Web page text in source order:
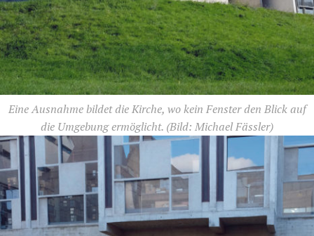
Eine Ausnahme bildet die Kirche, wo kein Fenster den Blick auf
die Umgebung ermöglicht. (Bild: Michael Fässler)